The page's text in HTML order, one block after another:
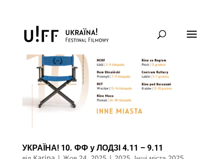
УКРАЇНА! 10. ФФ у ЛОДЗІ 4.11 – 9.11